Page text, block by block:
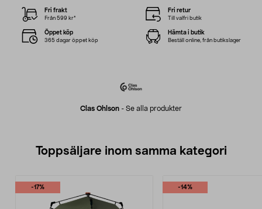
Clas Ohlson - Se alla produkter
Fri frakt
Från 599 kr*
Fri retur
Till valfri butik
Öppet köp
365 dagar öppet köp
Hämta i butik
Beställ online, från butikslager
Toppsäljare inom samma kategori
-17% -14%